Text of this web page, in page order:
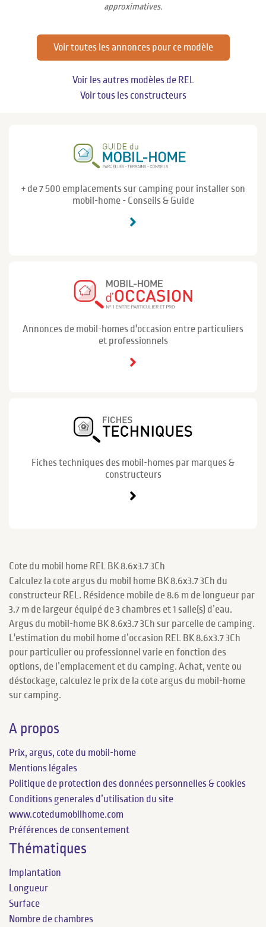
approximatives.
Voir toutes les annonces pour ce modèle
Voir les autres modèles de REL
Voir tous les constructeurs
+ de 7 500 emplacements sur camping pour installer son
mobil-home - Conseils & Guide
Annonces de mobil-homes d'occasion entre particuliers
et professionnels
Fiches techniques des mobil-homes par marques &
constructeurs
Cote du mobil home REL BK 8.6x3.7 3Ch
Calculez la cote argus du mobil home BK 8.6x3.7 3Ch du
constructeur REL. Résidence mobile de 8.6 m de longueur par
3.7 m de largeur équipé de 3 chambres et 1 salle(s) d’eau.
Argus du mobil-home BK 8.6x3.7 3Ch sur parcelle de camping.
L'estimation du mobil home d’occasion REL BK 8.6x3.7 3Ch
pour particulier ou professionnel varie en fonction des
options, de l’emplacement et du camping. Achat, vente ou
déstockage, calculez le prix de la cote argus du mobil-home
sur camping.
A propos
Prix, argus, cote du mobil-home
Mentions légales
Politique de protection des données personnelles & cookies
Conditions generales d’utilisation du site
www.cotedumobilhome.com
Préférences de consentement
Thématiques
Implantation
Longueur
Surface
Nombre de chambres